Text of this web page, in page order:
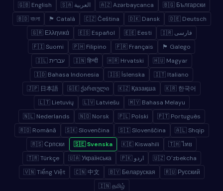
🇬🇧 English 🇸🇦 العربية 🇦🇿 Azərbaycanca
🇧🇬 Български
🇧🇩 বাংলা
🏴 Català 🇨🇿 Čeština 🇩🇰 Dansk
🇩🇪 Deutsch
🇬🇷 Ελληνικά
🇪🇸 Español 🇪🇪 Eesti
🇮🇷 فارسی
🇫🇮 Suomi
🇵🇭 Filipino 🇫🇷 Français
🏴 Galego
🇮🇱 עברית
🇮🇳 हिन्दी 🇭🇷 Hrvatski
🇭🇺 Magyar
🇮🇩 Bahasa Indonesia
🇮🇸 Íslenska
🇮🇹 Italiano
🇯🇵 日本語
🇬🇪 ქართული 🇰🇿 Қазақша
🇰🇷 한국어
🇱🇹 Lietuvių
🇱🇻 Latviešu
🇲🇾 Bahasa Melayu
🇳🇱 Nederlands
🇳🇴 Norsk 🇵🇱 Polski
🇵🇹 Português
🇷🇴 Română
🇸🇰 Slovenčina 🇸🇮 Slovenščina
🇦🇱 Shqip
🇷🇸 Српски
🇸🇪 Svenska 🇰🇪 Kiswahili
🇹🇭 ไทย
🇹🇷 Türkçe
🇺🇦 Українська 🇵🇰 اردو
🇺🇿 Oʻzbekcha
🇻🇳 Tiếng Việt
🇨🇳 中文 🇧🇾 Беларуская
🇷🇺 Русский
🇮🇳 தமிழ்